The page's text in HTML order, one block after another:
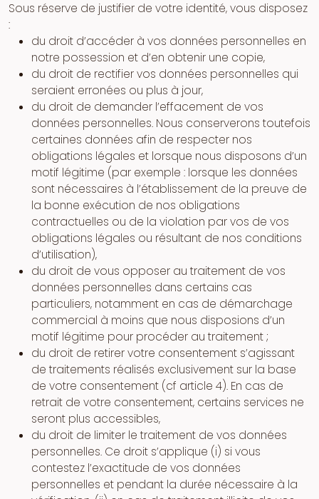
Sous réserve de justifier de votre identité, vous disposez
:
du droit d’accéder à vos données personnelles en
notre possession et d’en obtenir une copie,
du droit de rectifier vos données personnelles qui
seraient erronées ou plus à jour,
du droit de demander l’effacement de vos
données personnelles. Nous conserverons toutefois
certaines données afin de respecter nos
obligations légales et lorsque nous disposons d’un
motif légitime (par exemple : lorsque les données
sont nécessaires à l’établissement de la preuve de
la bonne exécution de nos obligations
contractuelles ou de la violation par vos de vos
obligations légales ou résultant de nos conditions
d’utilisation),
du droit de vous opposer au traitement de vos
données personnelles dans certains cas
particuliers, notamment en cas de démarchage
commercial à moins que nous disposions d’un
motif légitime pour procéder au traitement ;
du droit de retirer votre consentement s’agissant
de traitements réalisés exclusivement sur la base
de votre consentement (cf article 4). En cas de
retrait de votre consentement, certains services ne
seront plus accessibles,
du droit de limiter le traitement de vos données
personnelles. Ce droit s’applique (i) si vous
contestez l’exactitude de vos données
personnelles et pendant la durée nécessaire à la